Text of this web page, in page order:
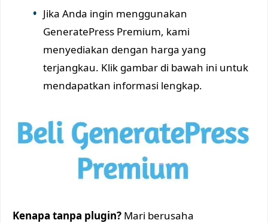
Jika Anda ingin menggunakan
GeneratePress Premium, kami
menyediakan dengan harga yang
terjangkau. Klik gambar di bawah ini untuk
mendapatkan informasi lengkap.
Kenapa tanpa plugin? Mari berusaha